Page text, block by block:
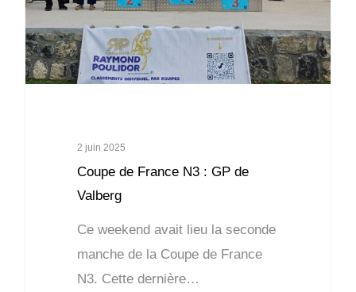
2 juin 2025
Coupe de France N3 : GP de
Valberg
Ce weekend avait lieu la seconde
manche de la Coupe de France
N3. Cette dernière…